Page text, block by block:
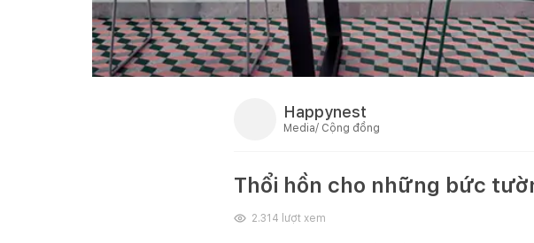
Happynest
Media/ Cộng đồng
Thổi hồn cho những bức
2.314 lượt xem